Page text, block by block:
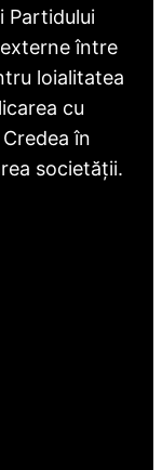
Partidului
între
loialitatea
cu
în
societății.